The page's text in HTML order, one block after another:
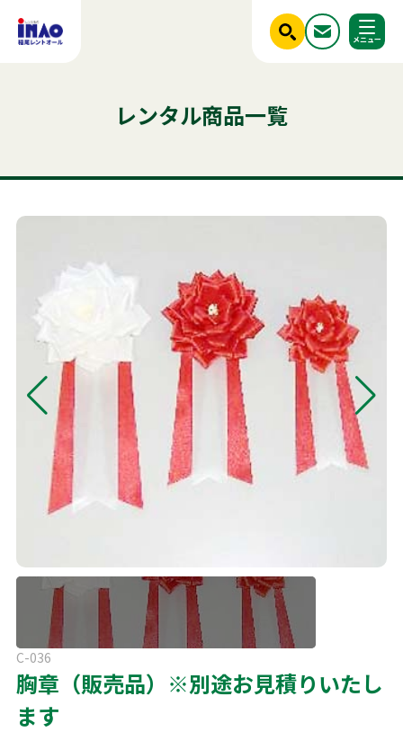
ご利用シーンから探す
はじめての方へ
店舗情報
実績紹介
見積依頼フォーム
お問い合わせ
よくある質問
プライバシーポリシー
電話お問い合わせ
板付店 092-589-0170
受付時間: 8:30〜17:00（平日）
※最終受付16:30まで
0946-24-7622
受付時間: 8:30〜17:00（平日）
※最終受付16:30まで
閉じる
テントテーブル発電機椅子クーラーフライヤーベンチ冷凍
チェアアルミトラス
商品ジャンルから探す ご利用シーンから探す
セット商品 照明機器
屋外イベント用品 事務用品
展示会用品 神事・セレモニー用品
模擬店用品
スポーツ その他
レンタル商品一覧
胸章（販売品）※別途お見積りいたし
ます
C-036